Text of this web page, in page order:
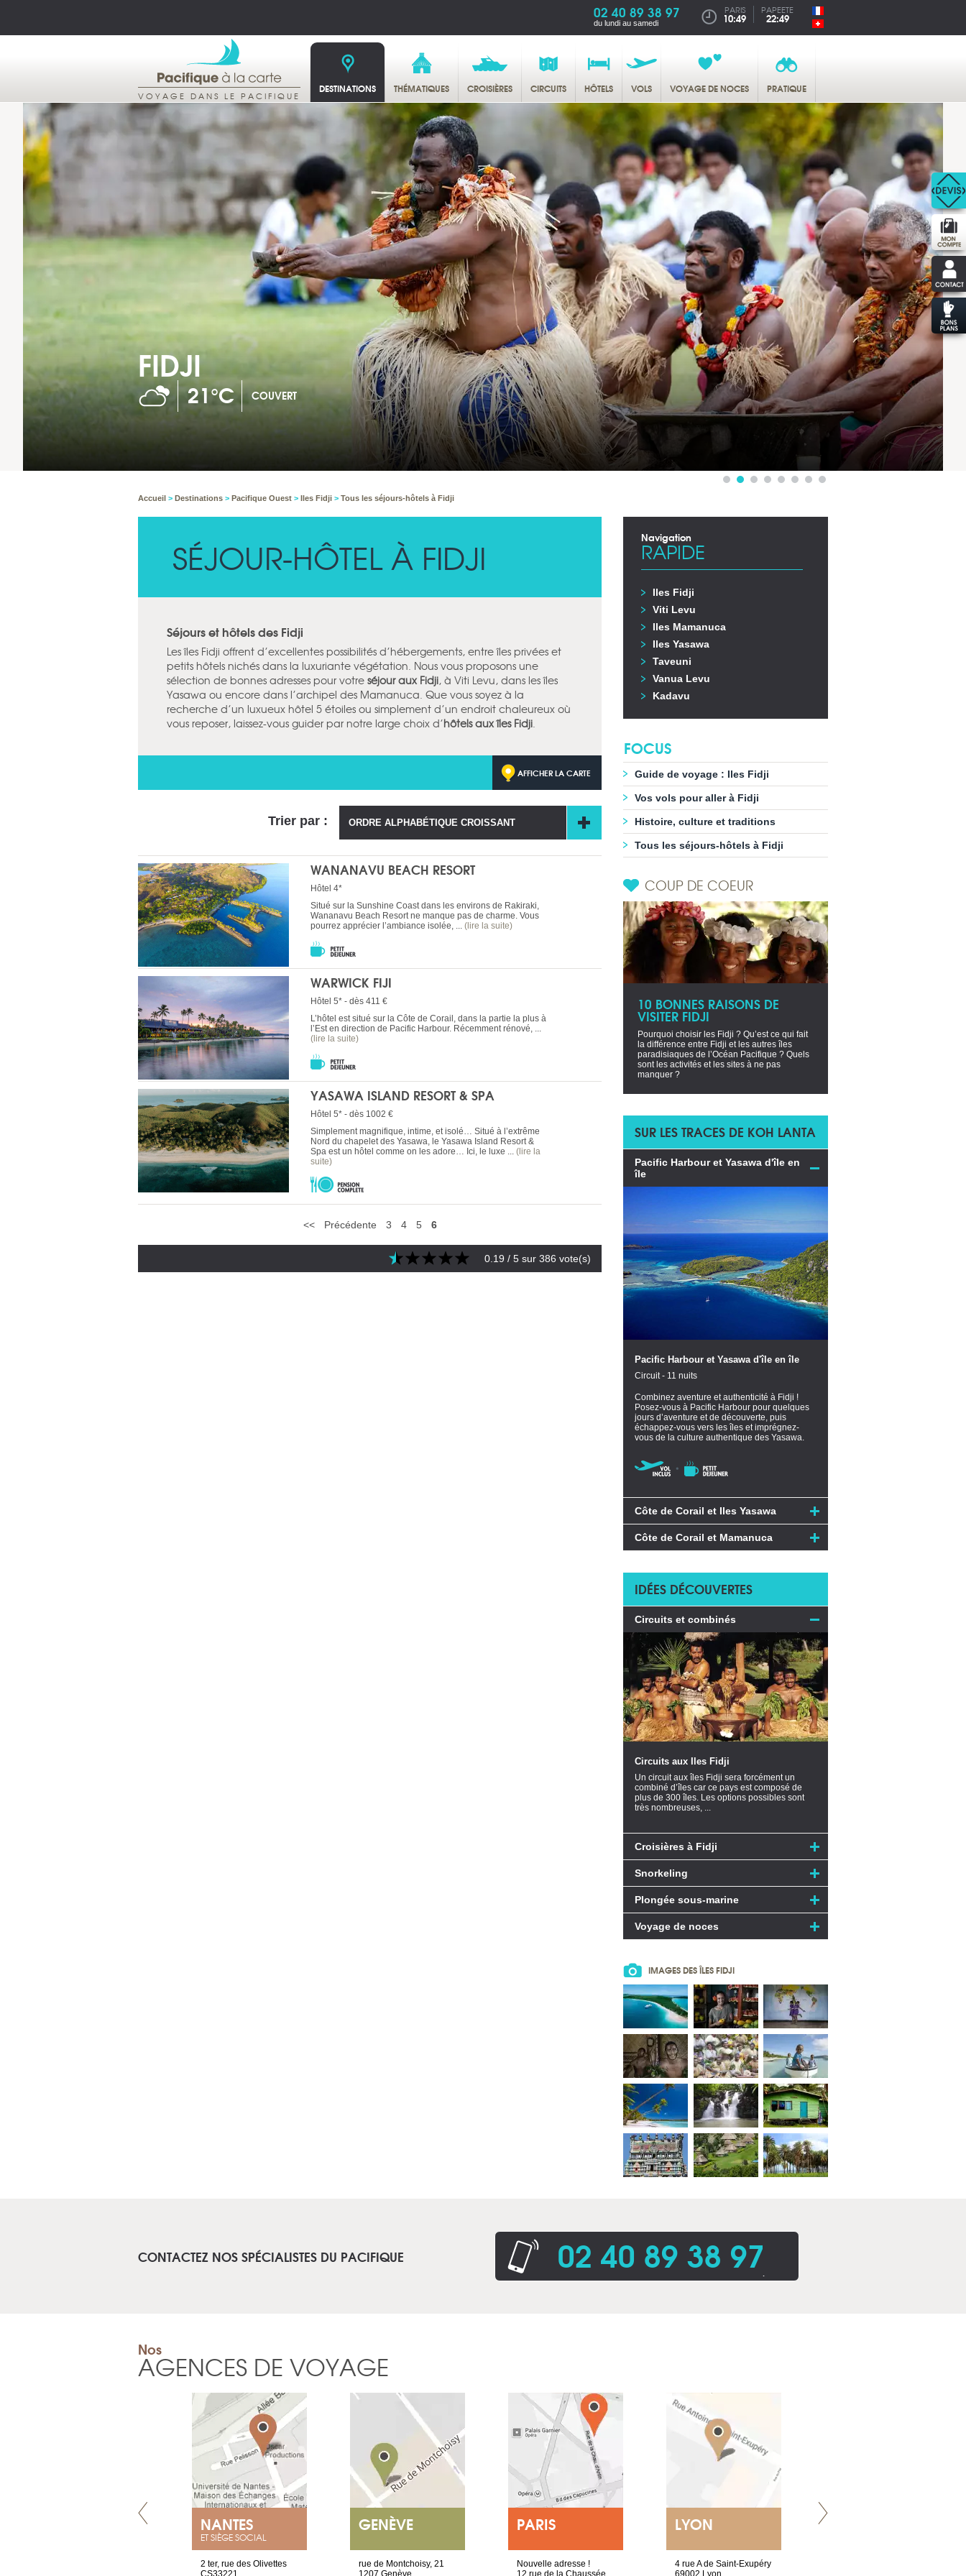
02 40 89 38 97
du lundi au samedi
PARIS
10:49
PAPEETE
22:49
VOYAGE DANS LE PACIFIQUE
DESTINATIONS THÉMATIQUES CROISIÈRES CIRCUITS HÔTELS VOLS VOYAGE DE NOCES PRATIQUE
FIDJI
21°C COUVERT
Accueil > Destinations > Pacifique Ouest > Iles Fidji > Tous les séjours-hôtels à Fidji
SÉJOUR-HÔTEL À FIDJI
Séjours et hôtels des Fidji
Les îles Fidji offrent d’excellentes possibilités d’hébergements, entre îles privées et
petits hôtels nichés dans la luxuriante végétation. Nous vous proposons une
sélection de bonnes adresses pour votre séjour aux Fidji, à Viti Levu, dans les îles
Yasawa ou encore dans l’archipel des Mamanuca. Que vous soyez à la
recherche d’un luxueux hôtel 5 étoiles ou simplement d’un endroit chaleureux où
vous reposer, laissez-vous guider par notre large choix d’hôtels aux îles Fidji.
AFFICHER LA CARTE
Trier par : ORDRE ALPHABÉTIQUE CROISSANT
WANANAVU BEACH RESORT
Hôtel 4*
Situé sur la Sunshine Coast dans les environs de Rakiraki,
Wananavu Beach Resort ne manque pas de charme. Vous
pourrez apprécier l’ambiance isolée, ... (lire la suite)
WARWICK FIJI
Hôtel 5* - dès 411 €
L’hôtel est situé sur la Côte de Corail, dans la partie la plus à
l’Est en direction de Pacific Harbour. Récemment rénové, ...
(lire la suite)
YASAWA ISLAND RESORT & SPA
Hôtel 5* - dès 1002 €
Simplement magnifique, intime, et isolé… Situé à l’extrême
Nord du chapelet des Yasawa, le Yasawa Island Resort &
Spa est un hôtel comme on les adore… Ici, le luxe ... (lire la
suite)
<< Précédente 3 4 5 6
0.19 / 5 sur 386 vote(s)
Navigation
RAPIDE
Iles Fidji
Viti Levu
Iles Mamanuca
Iles Yasawa
Taveuni
Vanua Levu
Kadavu
FOCUS
Guide de voyage : Iles Fidji
Vos vols pour aller à Fidji
Histoire, culture et traditions
Tous les séjours-hôtels à Fidji
COUP DE COEUR
10 BONNES RAISONS DE
VISITER FIDJI
Pourquoi choisir les Fidji ? Qu’est ce qui fait
la différence entre Fidji et les autres îles
paradisiaques de l’Océan Pacifique ? Quels
sont les activités et les sites à ne pas
manquer ?
SUR LES TRACES DE KOH LANTA
Pacific Harbour et Yasawa d'île en
île
Pacific Harbour et Yasawa d'île en île
Circuit - 11 nuits
Combinez aventure et authenticité à Fidji !
Posez-vous à Pacific Harbour pour quelques
jours d’aventure et de découverte, puis
échappez-vous vers les îles et imprégnez-
vous de la culture authentique des Yasawa.
Côte de Corail et Iles Yasawa
Côte de Corail et Mamanuca
IDÉES DÉCOUVERTES
Circuits et combinés
Circuits aux Iles Fidji
Un circuit aux îles Fidji sera forcément un
combiné d’îles car ce pays est composé de
plus de 300 îles. Les options possibles sont
très nombreuses, ...
Croisières à Fidji
Snorkeling
Plongée sous-marine
Voyage de noces
IMAGES DES ÎLES FIDJI
CONTACTEZ NOS SPÉCIALISTES DU PACIFIQUE 02 40 89 38 97.
Nos
AGENCES DE VOYAGE
NANTES
ET SIÈGE SOCIAL
2 ter, rue des Olivettes
CS33221
GENÈVE
rue de Montchoisy, 21
1207 Genève
PARIS
Nouvelle adresse !
12 rue de la Chaussée
LYON
4 rue A de Saint-Exupéry
69002 Lyon